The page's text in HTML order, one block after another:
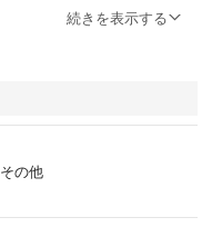
できます。(キーを導入する
ド可能、bootcampにも利
続きを表示する
の他